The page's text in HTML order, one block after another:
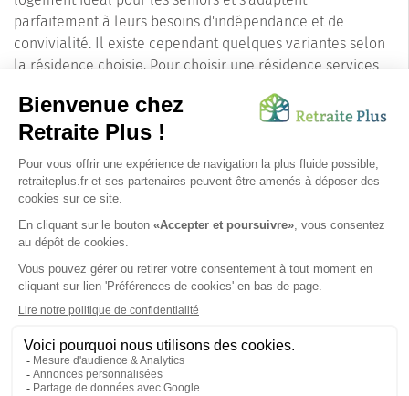
parfaitement à leurs besoins d'indépendance et de
convivialité. Il existe cependant quelques variantes selon
la résidence choisie. Pour choisir une résidence services
certains critères comme l'emplacement géographique, les
commodités à proximité, le budget, l'accès pour les
proposent comme la piscine, le salon de coiffure et autres.
Certaines résidences services du Pas-de-Calais accepent
les animaux domestiques.
SUIVEZ-NOUS SUR :
Protection données personnelles